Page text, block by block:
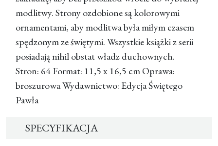
modlitwy. Strony ozdobione są kolorowymi
ornamentami, aby modlitwa była miłym czasem
spędzonym ze świętymi. Wszystkie książki z serii
posiadają nihil obstat władz duchownych.
Stron: 64 Format: 11,5 x 16,5 cm Oprawa:
broszurowa Wydawnictwo: Edycja Świętego
Pawła
SPECYFIKACJA